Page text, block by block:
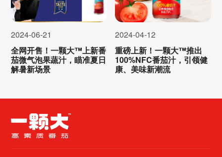
2024-06-21
全网开售！一颗大™上新番
茄微气泡果蔬汁，瞄准夏日
解暑新场景
2024-04-12
重磅上新！一颗大™推出
100%NFC番茄汁，引领健
康、美味新潮流